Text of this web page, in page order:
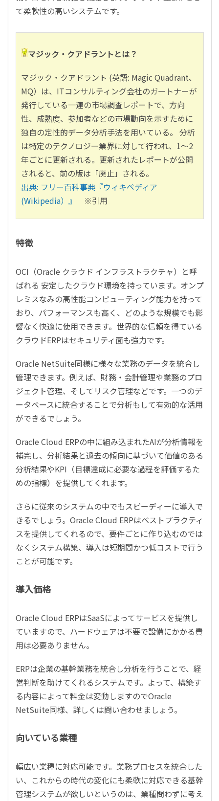
て柔軟性の高いシステムです。
マジック・クアドラントとは？
マジック・クアドラント (英語: Magic Quadrant、
MQ）は、ITコンサルティング会社のガートナーが
発行している一連の市場調査レポートで、方向
性、成熟度、参加者などの市場動向を示すために
独自の定性的データ分析手法を用いている。 分析
は特定のテクノロジー業界に対して行われ、1〜2
年ごとに更新される。更新されたレポートが公開
されると、前の版は「廃止」される。
出典: フリー百科事典『ウィキペディア
(Wikipedia）』 ※引用
特徴
OCI（Oracle クラウド インフラストラクチャ）と呼
ばれる 安定したクラウド環境を持っています。オンプ
レミスなみの高性能コンピューティング能力を持って
おり、パフォーマンスも高く、どのような規模でも影
響なく快適に使用できます。世界的な信頼を得ている
クラウドERPはセキュリティ面も強力です。
Oracle NetSuite同様に様々な業務のデータを統合し
管理できます。例えば、財務・会計管理や業務のプロ
ジェクト管理、そしてリスク管理などです。一つのデ
ータベースに統合することで分析もして有効的な活用
ができるでしょう。
Oracle Cloud ERPの中に組み込まれたAIが分析情報を
補完し、分析結果と過去の傾向に基づいて価値のある
分析結果やKPI（目標達成に必要な過程を評価するた
めの指標）を提供してくれます。
さらに従来のシステムの中でもスピーディーに導入で
きるでしょう。Oracle Cloud ERPはベストプラクティ
スを提供してくれるので、要件ごとに作り込むのでは
なくシステム構築、導入は短期間かつ低コストで行う
ことが可能です。
導入価格
Oracle Cloud ERPはSaaSによってサービスを提供し
ていますので、ハードウェアは不要で設備にかかる費
用は必要ありません。
ERPは企業の基幹業務を統合し分析を行うことで、経
営判断を助けてくれるシステムです。よって、構築す
る内容によって料金は変動しますのでOracle
NetSuite同様、詳しくは問い合わせましょう。
向いている業種
幅広い業種に対応可能です。業務プロセスを統合した
い、これからの時代の変化にも柔軟に対応できる基幹
管理システムが欲しいというのは、業種問わずに考え